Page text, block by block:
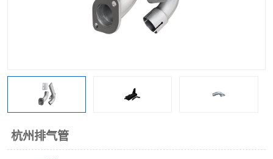
杭州排气管